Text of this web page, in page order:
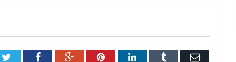
TwitterFacebookGoogle+PinterestLinkedInTumblr Email